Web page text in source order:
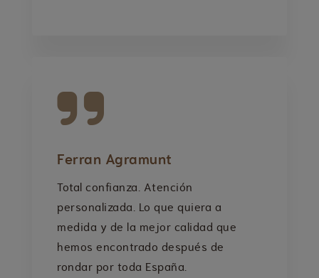
Ferran Agramunt
Total confianza. Atención
personalizada. Lo que quiera a
medida y de la mejor calidad que
hemos encontrado después de
rondar por toda España.